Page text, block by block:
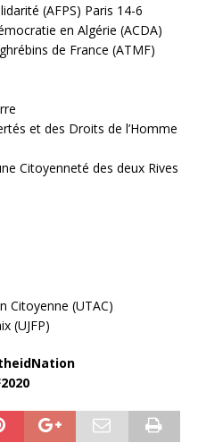
(AFPS) Paris 14-6
en Algérie (ACDA)
de France (ATMF)
et des Droits de l’Homme
Citoyenneté des deux Rives
Citoyenne (UTAC)
(UJFP)